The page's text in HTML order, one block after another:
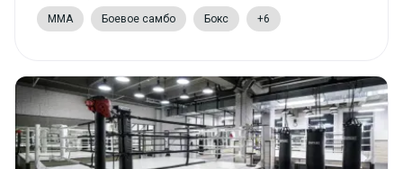
MMA Боевое самбо Бокс +6